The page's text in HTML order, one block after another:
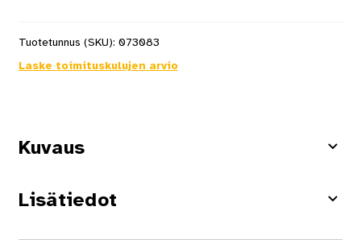
Tuotetunnus (SKU): 073083
Laske toimituskulujen arvio
Kuvaus
Lisätiedot